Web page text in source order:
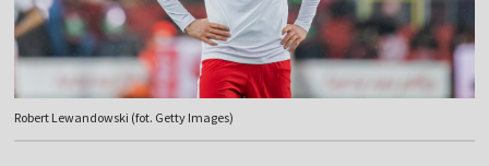
Robert Lewandowski (fot. Getty Images)